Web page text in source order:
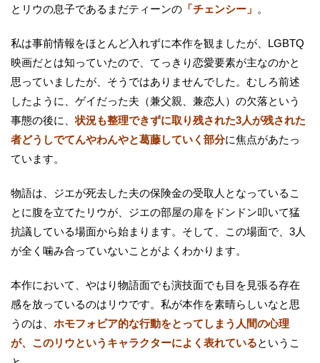
とリウの息子であるまだティーンの 「チェンシー」 。
私は事前情報をほとんど入れずに本作を観ましたが、LGBTQ
映画だとは知っていたので、てっきり恋愛要素が主なのかと
思っていましたが、そうではありませんでした。むしろ前述
したように、ゲイだった夫（兼父親、兼恋人）の欠落という
事態の後に、状況も整理できずに取り残された3人が残された
者どうしでてんやわんやと葛藤していく部分に焦点があたっ
ています。
物語は、ジエが死去した夫の保険金の受取人となっているこ
とに腹を立てたリウが、ジエの部屋の扉をドンドン叩いて猛
抗議している場面から始まります。そして、この場面で、3人
が全く噛み合っていないことがよくわかります。
本作において、やはり物語面でも演技面でも目を見張る存在
感を放っているのはリウです。私が本作を素晴らしいなと思
うのは、 ホモフォビア的な行動をとってしまう人間の心理
が、このリウというキャラクターによく表れているというこ